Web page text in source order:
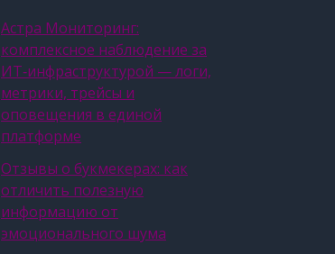
Астра Мониторинг:
комплексное наблюдение за
ИТ‑инфраструктурой — логи,
метрики, трейсы и
оповещения в единой
платформе
Отзывы о букмекерах: как
отличить полезную
информацию от
эмоционального шума